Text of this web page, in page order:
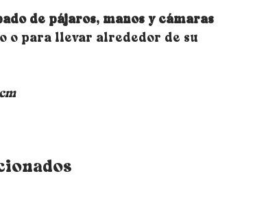
de pájaros, manos y cámaras
o para llevar alrededor de su